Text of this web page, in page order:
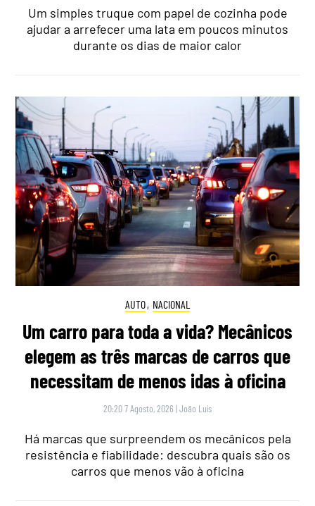
Um simples truque com papel de cozinha pode
ajudar a arrefecer uma lata em poucos minutos
durante os dias de maior calor
AUTO, NACIONAL
Um carro para toda a vida? Mecânicos
elegem as três marcas de carros que
necessitam de menos idas à oficina
20:20 7 Agosto, 2026 |João Luís
Há marcas que surpreendem os mecânicos pela
resistência e fiabilidade: descubra quais são os
carros que menos vão à oficina